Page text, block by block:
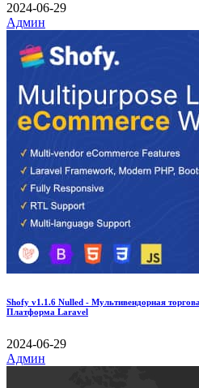
2024-06-29
Админ
Shofy v1.1.6 Nulled - Мультивендорная
Платформа Laravel
2024-06-29
Админ